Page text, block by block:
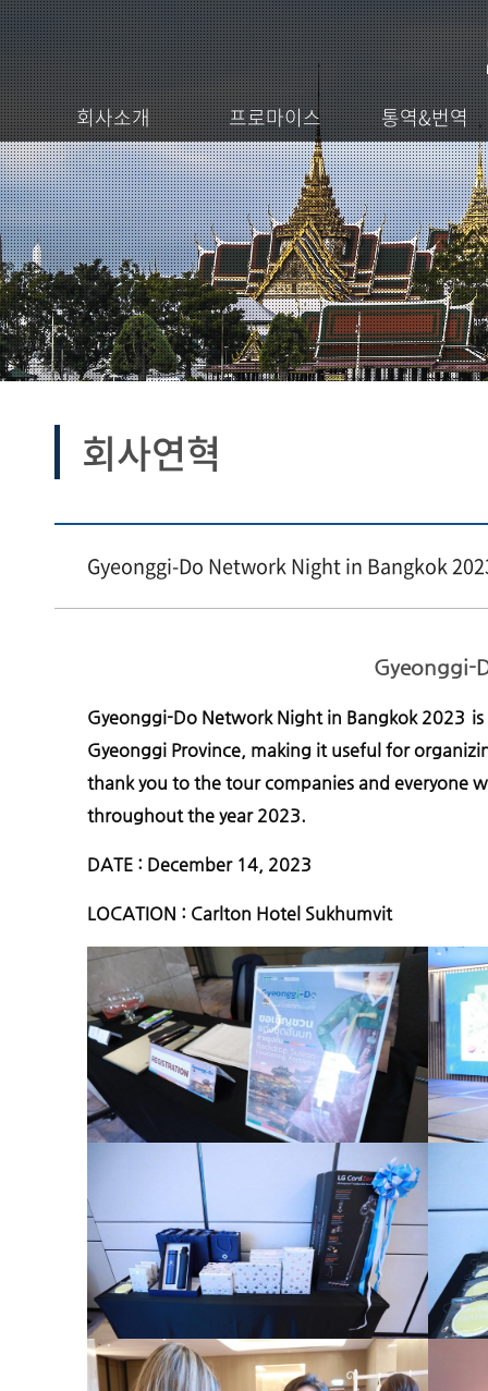
회사소개 프로마이스 통역&번역
회사연혁
Gyeonggi-Do Network Night in Bangkok
Gyeonggi-
Gyeonggi-Do Network Night in Bangkok 2023
Gyeonggi Province, making it useful for
thank you to the tour companies and everyone
throughout the year 2023.
DATE : December 14, 2023
LOCATION : Carlton Hotel Sukhumvit